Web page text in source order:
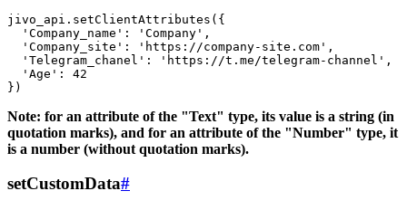
jivo_api.setClientAttributes({
  'Company_name': 'Company',
  'Company_site': 'https://company-site.com',
  'Telegram_chanel': 'https://t.me/telegram-channel',
  'Age': 42
Note: for an attribute of the "Text" type, its value is a string (in
quotation marks), and for an attribute of the "Number" type, it
is a number (without quotation marks).
setCustomData#